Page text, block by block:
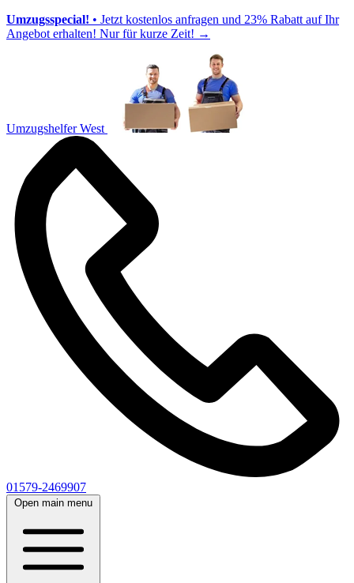
Umzugsspecial! • Jetzt kostenlos anfragen und 23% Rabatt auf Ihr
Angebot erhalten! Nur für kurze Zeit! →
Umzugshelfer West
01579-2469907
Open main menu